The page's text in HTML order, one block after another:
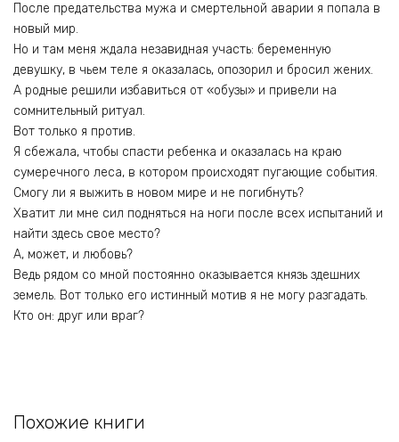
После предательства мужа и смертельной аварии я попала в
новый мир.
Но и там меня ждала незавидная участь: беременную
девушку, в чьем теле я оказалась, опозорил и бросил жених.
А родные решили избавиться от «обузы» и привели на
сомнительный ритуал.
Вот только я против.
Я сбежала, чтобы спасти ребенка и оказалась на краю
сумеречного леса, в котором происходят пугающие события.
Смогу ли я выжить в новом мире и не погибнуть?
Хватит ли мне сил подняться на ноги после всех испытаний и
найти здесь свое место?
А, может, и любовь?
Ведь рядом со мной постоянно оказывается князь здешних
земель. Вот только его истинный мотив я не могу разгадать.
Кто он: друг или враг?
Похожие книги